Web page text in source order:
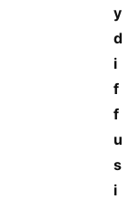
y
d
i
f
f
u
s
i